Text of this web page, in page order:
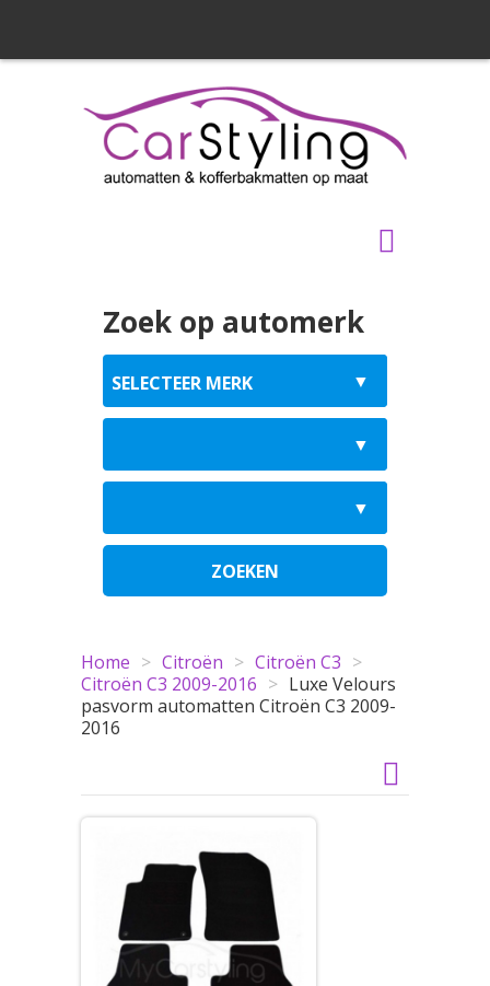
Zoek op automerk
ZOEKEN
Home > Citroën > Citroën C3 >
Citroën C3 2009-2016 > Luxe Velours
pasvorm automatten Citroën C3 2009-
2016